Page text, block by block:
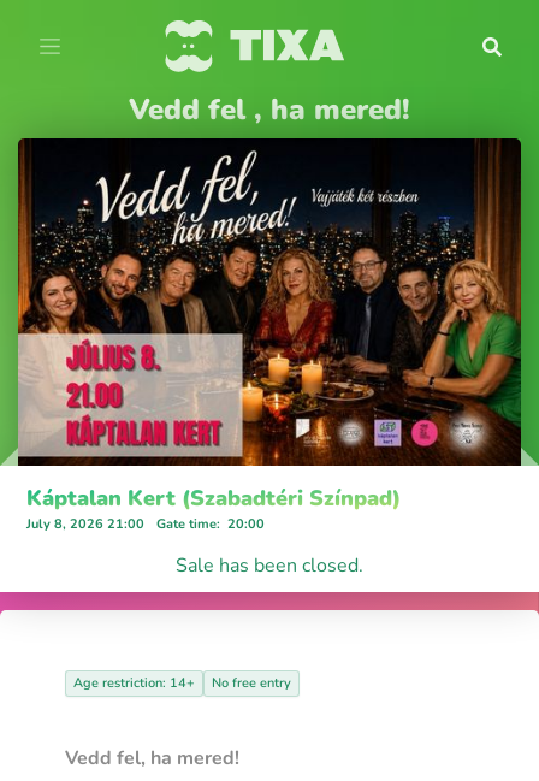
Vedd fel , ha mered!
Káptalan Kert (Szabadtéri Színpad)
July 8, 2026 21:00 Gate time: 20:00
Sale has been closed.
Age restriction: 14+ No free entry
Vedd fel, ha mered!